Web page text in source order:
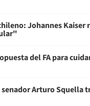
Johannes
del FA para
Arturo Squella